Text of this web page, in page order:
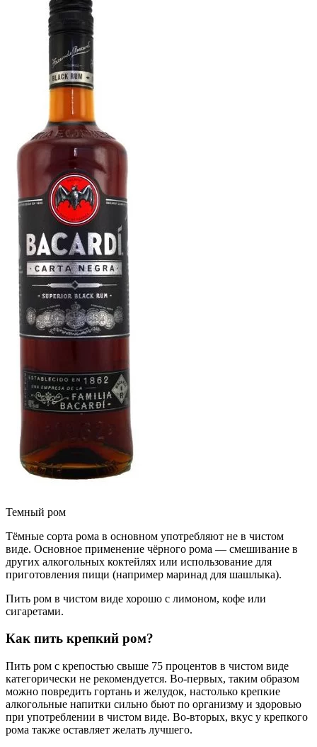
Темный ром
Тёмные сорта рома в основном употребляют не в чистом
виде. Основное применение чёрного рома — смешивание в
других алкогольных коктейлях или использование для
приготовления пищи (например маринад для шашлыка).
Пить ром в чистом виде хорошо с лимоном, кофе или
сигаретами.
Как пить крепкий ром?
Пить ром с крепостью свыше 75 процентов в чистом виде
категорически не рекомендуется. Во-первых, таким образом
можно повредить гортань и желудок, настолько крепкие
алкогольные напитки сильно бьют по организму и здоровью
при употреблении в чистом виде. Во-вторых, вкус у крепкого
рома также оставляет желать лучшего.